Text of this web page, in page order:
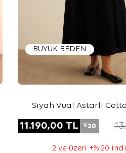
BÜYÜK BEDEN
Siyah Vual Astarlı
11.190,00 TL %20
2 ve üzeri +% 20